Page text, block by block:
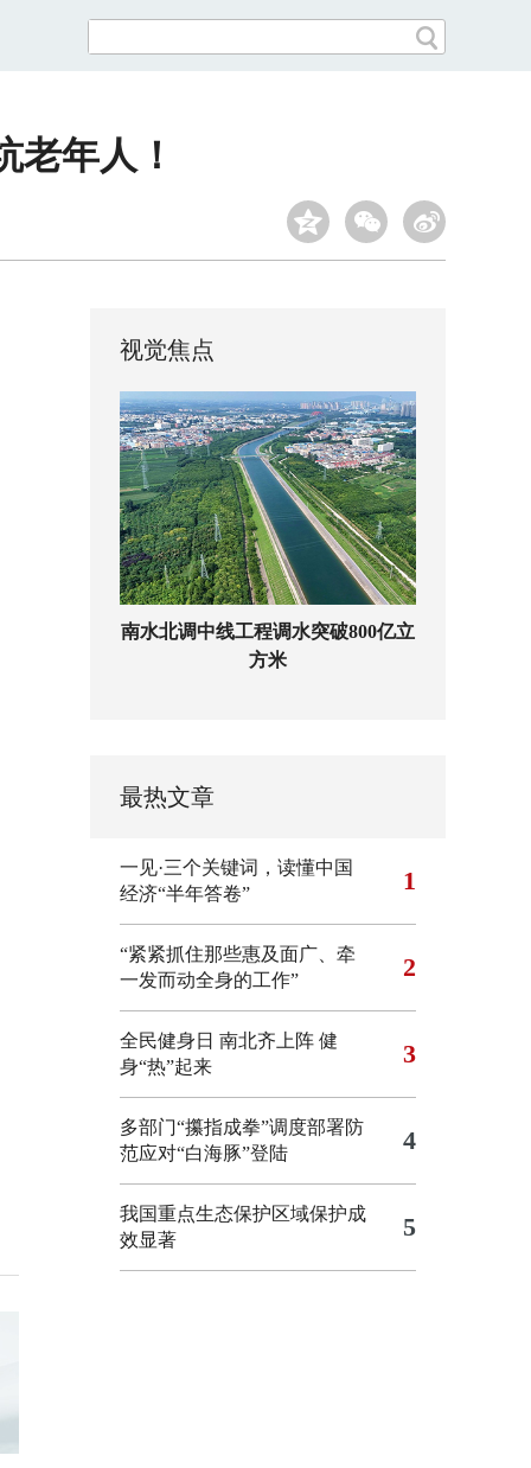
老年人！
视觉焦点
南水北调中线工程调水突破800亿立
方米
最热文章
一见·三个关键词，读懂中国
经济“半年答卷”
1
“紧紧抓住那些惠及面广、牵
一发而动全身的工作”
2
全民健身日 南北齐上阵 健
身“热”起来
3
多部门“攥指成拳”调度部署防
范应对“白海豚”登陆
4
我国重点生态保护区域保护成
效显著
5